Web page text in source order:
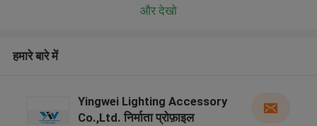
और देखो
हमारे बारे में
Yingwei Lighting Accessory
Co.,Ltd. निर्माता प्रोफ़ाइल